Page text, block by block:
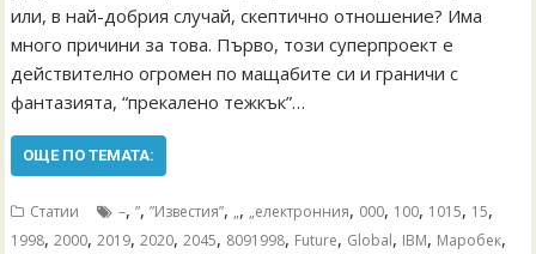
или, в най-добрия случай, скептично отношение? Има
много причини за това. Първо, този суперпроект е
действително огромен по мащабите си и граничи с
фантазията, “прекалено тежкък”…
ОЩЕ ПО ТЕМАТА:
Статии –,”,”Известия”, „, „електронния, 000, 100, 1015, 15,
1998,2000,2019,2020,2045, 8091998, Future, Global, IBM, Mаробек,